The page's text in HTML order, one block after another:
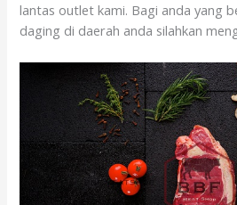
lantas outlet kami. Bagi anda yang
daging di daerah anda silahkan